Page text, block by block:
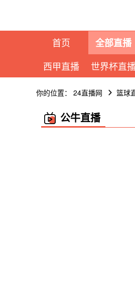
首页 全部直播
西甲直播
世界杯直
你的位置： 24直播网 篮球
公牛直播